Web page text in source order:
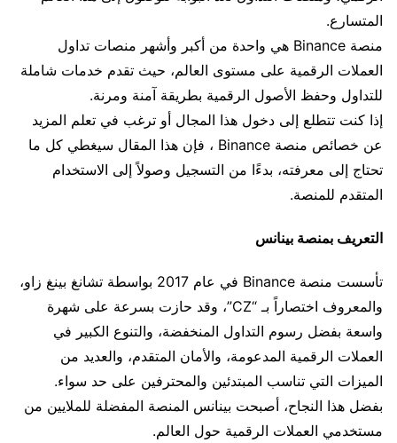
المتسارع.
منصة Binance هي واحدة من أكبر وأشهر منصات تداول
العملات الرقمية على مستوى العالم، حيث تقدم خدمات شاملة
للتداول وحفظ الأصول الرقمية بطريقة آمنة ومرنة.
إذا كنت تتطلع إلى دخول هذا المجال أو ترغب في تعلم المزيد
عن خصائص منصة Binance ، فإن هذا المقال سيغطي كل ما
تحتاج إلى معرفته، بدءًا من التسجيل وصولاً إلى الاستخدام
المتقدم للمنصة.
التعريف بمنصة بينانس
تأسست منصة Binance في عام 2017 بواسطة تشانغ بينغ زاو،
والمعروف اختصاراً بـ “CZ”، وقد حازت بسرعة على شهرة
واسعة بفضل رسوم التداول المنخفضة، والتنوع الكبير في
العملات الرقمية المدعومة، والأمان المتقدم، والعديد من
الميزات التي تناسب المبتدئين والمحترفين على حد سواء.
بفضل هذا النجاح، أصبحت بينانس المنصة المفضلة للملايين من
مستخدمي العملات الرقمية حول العالم.